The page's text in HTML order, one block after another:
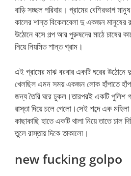
বাড়ি সচ্ছল পরিবার। গ্রামের বেশিরভাগ
কালের শান্ত বিকেলবেলা দু একজন মানুষের
উঠোনে বসে গল্প আর পুরুষদের মাঠে চাষের
নিয়ে নিয়মিত শান্ত গ্রাম।
এই গ্রামের মাঝ বরবার একটি ঘরের উঠোনে
খেলছিল এমন সময় একজন লোক হাঁপাতে
জন্য তৈরি ঘরে ঢুকল।তারপরই একটি পুলিশ
রাস্তা দিয়ে চলে গেলো।সেই শব্দে এক
কাছাকাছি হাতে একটি থালা নিয়ে তাতে চাল
তুলে রাস্তায় দিকে তাকালো।
new fucking golpo